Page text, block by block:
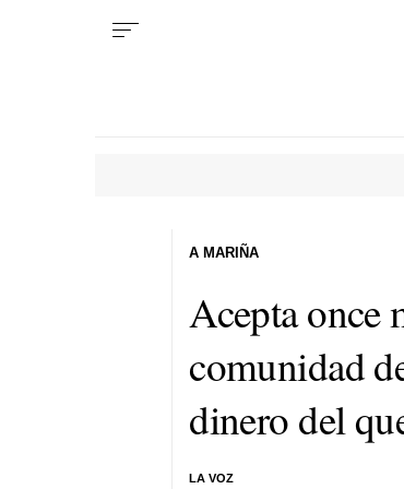
Acepta once
comunidad
dinero del
LA VOZ
A MARIÑA